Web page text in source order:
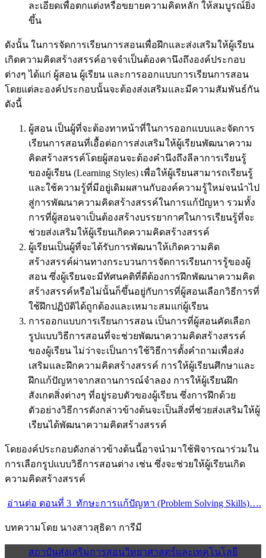
ละเอียดเพื่อตกแต่งหรือขยายความคิดหลัก ให้สมบูรณ์ยิ่ง
ขึ้น
ดังนั้น ในการจัดการเรียนการสอนเพื่อฝึกและส่งเสริมให้ผู้เรียน
เกิดความคิดสร้างสรรค์อาจจำเป็นต้องคานึงถึงองค์ประกอบ
ต่างๆ ได้แก่ ผู้สอน ผู้เรียน และการออกแบบการเรียนการสอน
โดยแต่ละองค์ประกอบนั้นจะต้องส่งเสริมและมีความสัมพันธ์กัน
ดังนี้
ผู้สอน เป็นผู้ที่จะต้องทาหน้าที่ในการออกแบบและจัดการ
เรียนการสอนที่เอื้อต่อการส่งเสริมให้ผู้เรียนพัฒนาความ
คิดสร้างสรรค์โดยผู้สอนจะต้องคำนึงถึงลีลาการเรียนรู้
ของผู้เรียน (Learning Styles) เพื่อให้ผู้เรียนสามารถเรียนรู้
และใช้ความรู้ที่มีอยู่เดิมผสานกับองค์ความรู้ใหม่จนนำไป
สู่การพัฒนาความคิดสร้างสรรค์ในการแก้ปัญหา รวมทั้ง
การที่ผู้สอนจาเป็นต้องสร้างบรรยากาศในการเรียนรู้ที่จะ
ช่วยส่งเสริมให้ผู้เรียนเกิดความคิดสร้างสรรค์
ผู้เรียนเป็นผู้ที่จะได้รับการพัฒนาให้เกิดความคิด
สร้างสรรค์ผ่านทางกระบวนการจัดการเรียนการรู้ของผู้
สอน ซึ่งผู้เรียนจะมีทัศนคติที่ดีต้องการฝึกพัฒนาความคิด
สร้างสรรค์หรือไม่นั้นก็ขึ้นอยู่กับการที่ผู้สอนเลือกวิธีการที่
ใช้ฝึกปฏิบัติได้ถูกต้องและเหมาะสมแก่ผู้เรียน
การออกแบบการเรียนการสอน เป็นการที่ผู้สอนคัดเลือก
รูปแบบวิธีการสอนที่จะช่วยพัฒนาความคิดสร้างสรรค์
ของผู้เรียน ไม่ว่าจะเป็นการใช้วิธีการตั้งคำถามเพื่อส่ง
เสริมและฝึกความคิดสร้างสรรค์ การให้ผู้เรียนศึกษาและ
ฝึกแก้ปัญหาจากสถานการณ์จำลอง การให้ผู้เรียนฝึก
สังเกตสิ่งต่างๆ ที่อยู่รอบตัวของผู้เรียน ซึ่งการฝึกด้วย
ตัวอย่างวิธีการดังกล่าวข้างต้นจะเป็นสิ่งที่ช่วยส่งเสริมให้ผู้
เรียนได้พัฒนาความคิดสร้างสรรค์
โดยองค์ประกอบดังกล่าวข้างต้นนี้อาจนำมาใช้พิจารณาร่วมใน
การเลือกรูปแบบวิธีการสอนต่าง เช่น ซึ่งจะช่วยให้ผู้เรียนเกิด
ความคิดสร้างสรรค์
อ่านต่อ ตอนที่ 3 ทักษะการแก้ปัญหา (Problem Solving Skills)….
บทความโดย นางสาวสุธิดา การีมี
สถาบันส่งเสริมการสอนวิทยาศาสตร์และเทคโนโลยี